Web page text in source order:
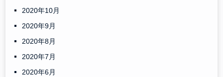
2020年10月
2020年9月
2020年8月
2020年7月
2020年6月